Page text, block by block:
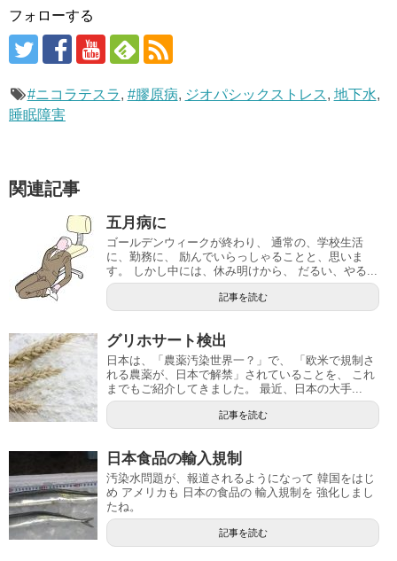
フォローする
#ニコラテスラ, #膠原病, ジオパシックストレス, 地下水,
睡眠障害
関連記事
五月病に
ゴールデンウィークが終わり、 通常の、学校生活
に、勤務に、 励んでいらっしゃることと、思いま
す。 しかし中には、休み明けから、 だるい、やる...
記事を読む
グリホサート検出
日本は、「農薬汚染世界一？」で、 「欧米で規制さ
れる農薬が、日本で解禁」されていることを、 これ
までもご紹介してきました。 最近、日本の大手...
記事を読む
日本食品の輸入規制
汚染水問題が、報道されるようになって 韓国をはじ
め アメリカも 日本の食品の 輸入規制を 強化しまし
たね。
記事を読む